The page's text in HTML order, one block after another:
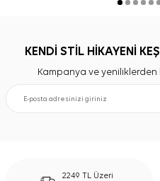
KENDİ STİL HİKAYENİ
Kampanya ve
2249 TL Üzeri